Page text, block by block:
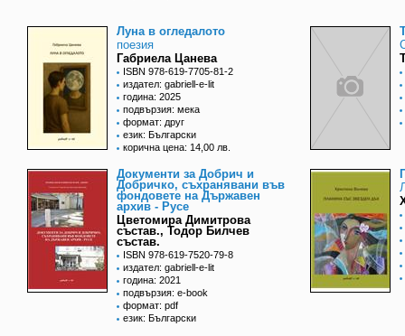
Луна в огледалото
поезия
Габриела Цанева
ISBN 978-619-7705-81-2
издател: gabriell-e-lit
година: 2025
подвързия: мека
формат: друг
език: Български
корична цена: 14,00 лв.
Документи за Добрич и
Добричко, съхранявани във
фондовете на Държавен
архив - Русе
Цветомира Димитрова
състав., Тодор Билчев
състав.
ISBN 978-619-7520-79-8
издател: gabriell-e-lit
година: 2021
подвързия: e-book
формат: pdf
език: Български